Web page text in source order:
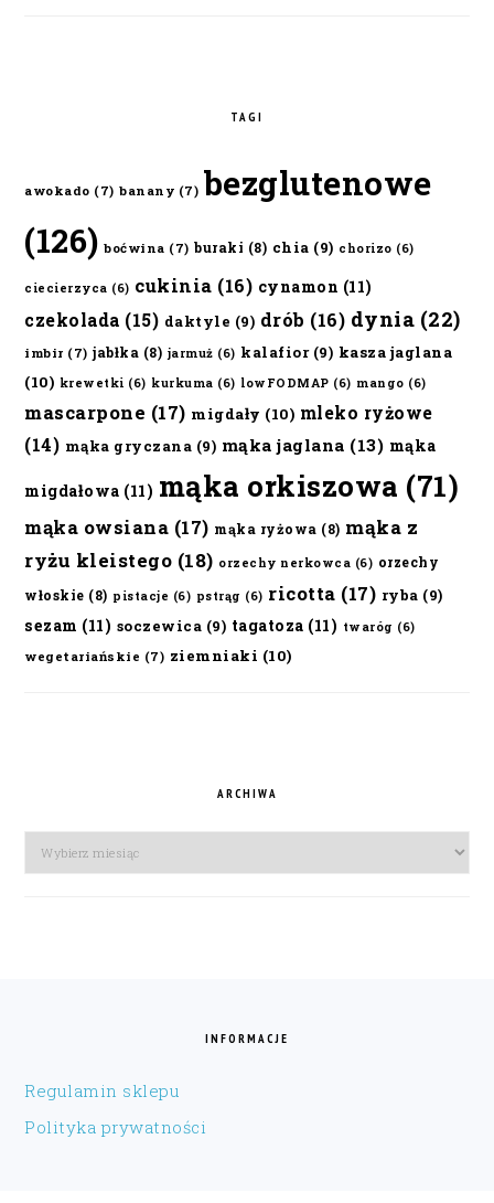
TAGI
awokado (7) banany (7) bezglutenowe
(126) boćwina (7) buraki (8) chia (9) chorizo (6)
ciecierzyca (6) cukinia (16) cynamon (11)
czekolada (15) daktyle (9) drób (16) dynia (22)
imbir (7) jabłka (8) jarmuż (6) kalafior(9) kasza jaglana
(10) krewetki (6) kurkuma (6) lowFODMAP (6) mango (6)
mascarpone (17) migdały (10) mleko ryżowe
(14) mąka gryczana (9) mąka jaglana (13) mąka
migdałowa (11) mąka orkiszowa (71)
mąka owsiana (17) mąka ryżowa (8) mąka z
ryżu kleistego (18) orzechy nerkowca (6) orzechy
włoskie (8) pistacje (6) pstrąg (6) ricotta (17) ryba (9)
sezam (11) soczewica (9) tagatoza (11) twaróg (6)
wegetariańskie (7) ziemniaki (10)
ARCHIWA
Archiwa
INFORMACJE
Regulamin sklepu
Polityka prywatności